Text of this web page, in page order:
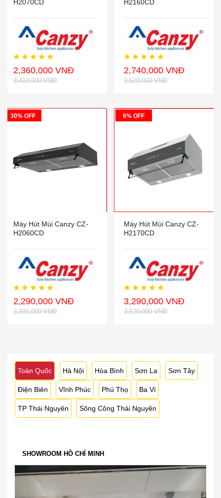
H2070CD
2,360,000 VNĐ
3,410,000 VNĐ
H2160CD
2,740,000 VNĐ
3,520,000 VNĐ
30% OFF
Máy Hút Mùi Canzy CZ-
H2060CD
2,290,000 VNĐ
3,300,000 VNĐ
6% OFF
Máy Hút Mùi Canzy CZ-
H2170CD
3,290,000 VNĐ
3,520,000 VNĐ
Toàn Quốc Hà Nội Hòa Bình Sơn La Sơn Tây
Điện Biên Vĩnh Phúc Phú Thọ Ba Vì
TP Thái Nguyên Sông Công Thái Nguyên
SHOWROOM HỒ CHÍ MINH